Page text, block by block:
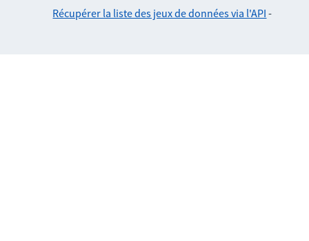
Récupérer la liste des jeux de données via l'API -